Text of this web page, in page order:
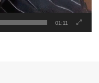
01:11